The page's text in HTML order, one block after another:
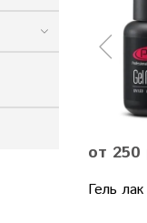
от 250
Гель